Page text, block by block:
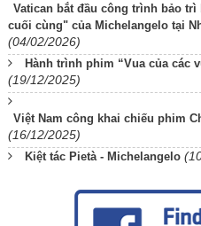
Vatican bắt đầu công trình bảo
cuối cùng" của Michelangelo tại
(04/02/2026)
Hành trình phim “Vua của các
(19/12/2025)
Việt Nam công khai chiếu phim
(16/12/2025)
Kiệt tác Pietà - Michelangelo